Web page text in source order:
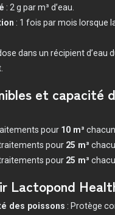
: 2 g par m³ d’eau.
: 1 fois par mois lorsque
dans un récipient d’eau
et capacité
pour 10 m³
pour 25 m³
pour 25 m³
Lactopond
des poissons : Protège